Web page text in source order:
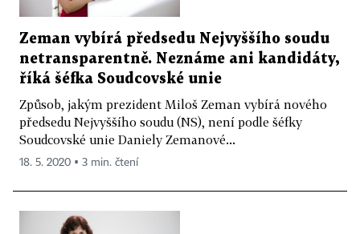
Zeman vybírá předsedu Nejvyššího soudu
netransparentně. Neznáme ani kandidáty,
říká šéfka Soudcovské unie
Způsob, jakým prezident Miloš Zeman vybírá nového
předsedu Nejvyššího soudu (NS), není podle šéfky
Soudcovské unie Daniely Zemanové...
18. 5. 2020 ▪ 3 min. čtení